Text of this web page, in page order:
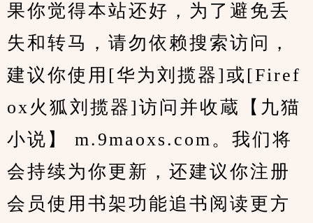
果你觉得本站还好，为了避免丢
失和转马，请勿依赖搜索访问，
建议你使用[华为刘揽器]或[Firef
ox火狐刘揽器]访问并收蔵【九猫
小说】 m.9maoxs.com。我们将
会持续为你更新，还建议你注册
会员使用书架功能追书阅读更方